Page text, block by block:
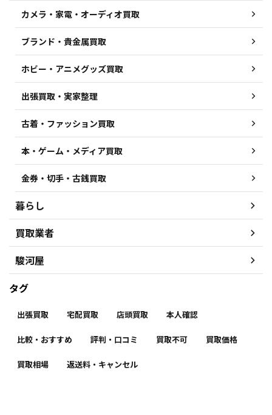
カメラ・家電・オーディオ買取
ブランド・貴金属買取
ホビー・アニメグッズ買取
出張買取・実家整理
古着・ファッション買取
本・ゲーム・メディア買取
金券・切手・古銭買取
暮らし
買取業者
駿河屋
タグ
出張買取 宅配買取 店頭買取 本人確認
比較・おすすめ 評判・口コミ 買取不可 買取価格
買取相場 返送料・キャンセル